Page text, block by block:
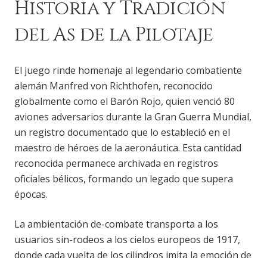
Historia y Tradición
del As de la Pilotaje
El juego rinde homenaje al legendario combatiente
alemán Manfred von Richthofen, reconocido
globalmente como el Barón Rojo, quien venció 80
aviones adversarios durante la Gran Guerra Mundial,
un registro documentado que lo estableció en el
maestro de héroes de la aeronáutica. Esta cantidad
reconocida permanece archivada en registros
oficiales bélicos, formando un legado que supera
épocas.
La ambientación de-combate transporta a los
usuarios sin-rodeos a los cielos europeos de 1917,
donde cada vuelta de los cilindros imita la emoción de